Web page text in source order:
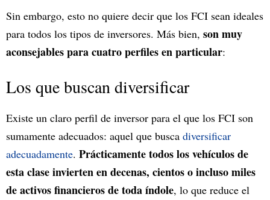
Sin embargo, esto no quiere decir que los FCI sean ideales
para todos los tipos de inversores. Más bien, son muy
aconsejables para cuatro perfiles en particular:
Los que buscan diversificar
Existe un claro perfil de inversor para el que los FCI son
sumamente adecuados: aquel que busca diversificar
adecuadamente. Prácticamente todos los vehículos de
esta clase invierten en decenas, cientos o incluso miles
de activos financieros de toda índole, lo que reduce el